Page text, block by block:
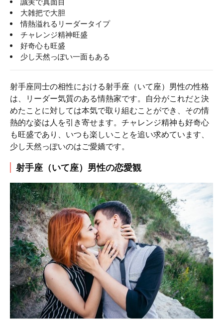
大雑把で大胆
情熱溢れるリーダータイプ
チャレンジ精神旺盛
好奇心も旺盛
少し天然っぽい一面もある
射手座同士の相性における射手座（いて座）男性の性格
は、リーダー気質のある情熱家です。自分がこれだと決
めたことに対しては本気で取り組むことができ、その情
熱的な姿は人を引き寄せます。チャレンジ精神も好奇心
も旺盛であり、いつも楽しいことを追い求めています、
少し天然っぽいのはご愛嬌です。
射手座（いて座）男性の恋愛観